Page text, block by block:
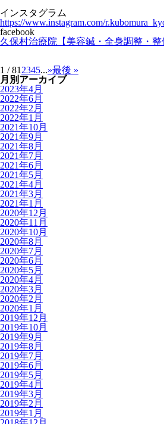
インスタグラム
https://www.instagram.com/
facebook
久保村治療院【美容鍼・全身調整・
1 / 81 2345...»最後 »
月別アーカイブ
2023年4月
2022年6月
2022年2月
2022年1月
2021年10月
2021年9月
2021年8月
2021年7月
2021年6月
2021年5月
2021年4月
2021年3月
2021年1月
2020年12月
2020年11月
2020年10月
2020年8月
2020年7月
2020年6月
2020年5月
2020年4月
2020年3月
2020年2月
2020年1月
2019年12月
2019年10月
2019年9月
2019年8月
2019年7月
2019年6月
2019年5月
2019年4月
2019年3月
2019年2月
2019年1月